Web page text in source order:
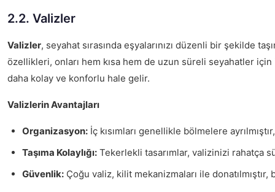
2.2. Valizler
Valizler, seyahat sırasında eşyalarınızı düzenli bir şekilde
özellikleri, onları hem kısa hem de uzun süreli seyahatler
daha kolay ve konforlu hale gelir.
Valizlerin Avantajları
Organizasyon: İç kısımları genellikle bölmelere
Taşıma Kolaylığı: Tekerlekli tasarımlar, valizinizi rahatça
Güvenlik: Çoğu valiz, kilit mekanizmaları ile donatılmıştır,